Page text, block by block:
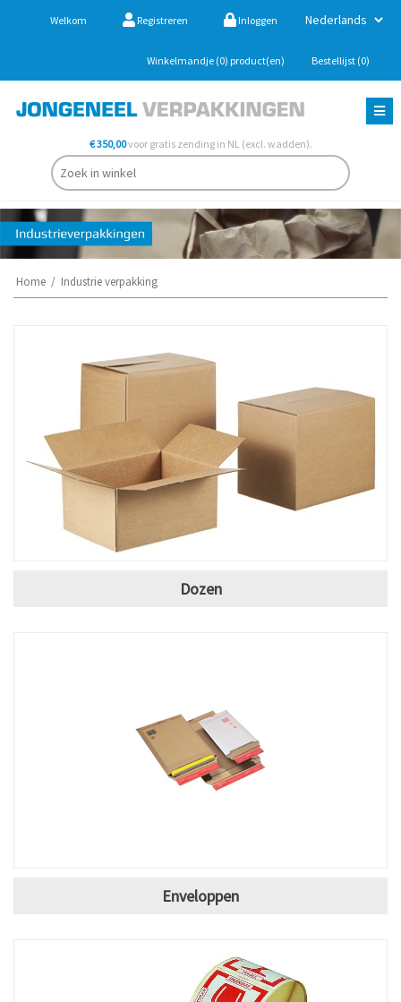
Welkom Registreren Inloggen
Winkelmandje (0) product(en) Bestellijst (0)
€ 350,00voor gratis zending in NL (excl. wadden).
Home / Industrie verpakking
Dozen
Enveloppen